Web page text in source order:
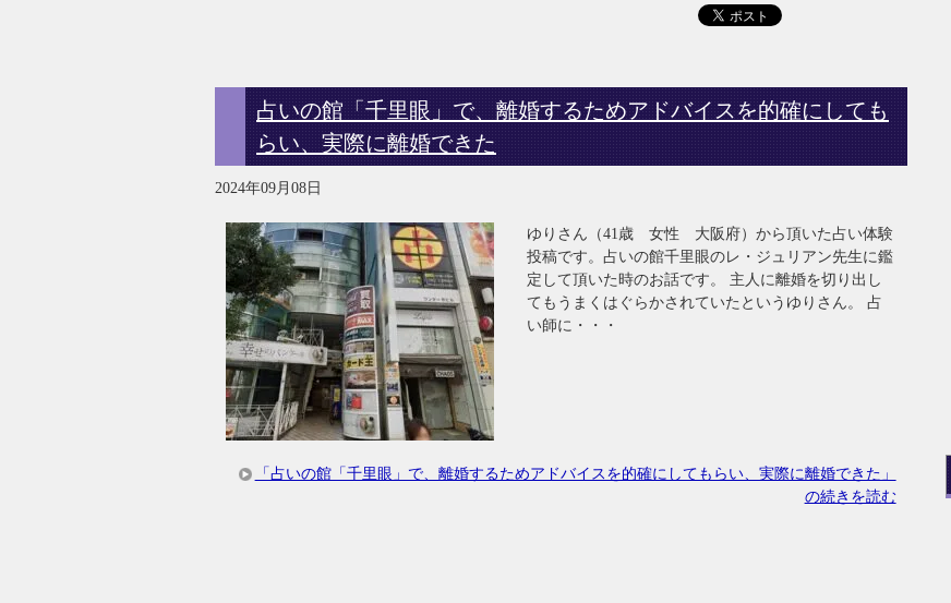
占いの館「千里眼」で、離婚するためアドバイスを的確にしても
らい、実際に離婚できた
2024年09月08日
ゆりさん（41歳 女性 大阪府）から頂いた占い体験
投稿です。占いの館千里眼のレ・ジュリアン先生に鑑
定して頂いた時のお話です。 主人に離婚を切り出し
てもうまくはぐらかされていたというゆりさん。 占
い師に・・・
「占いの館「千里眼」で、離婚するためアドバイスを的確にしてもらい、実際に離婚できた」
の続きを読む